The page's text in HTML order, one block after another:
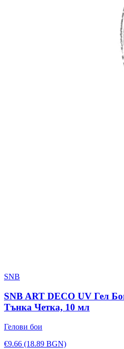
SNB
SNB ART DECO UV Гел
Тънка Четка, 10 мл
Гелови бои
€9.66 (18.89 BGN)